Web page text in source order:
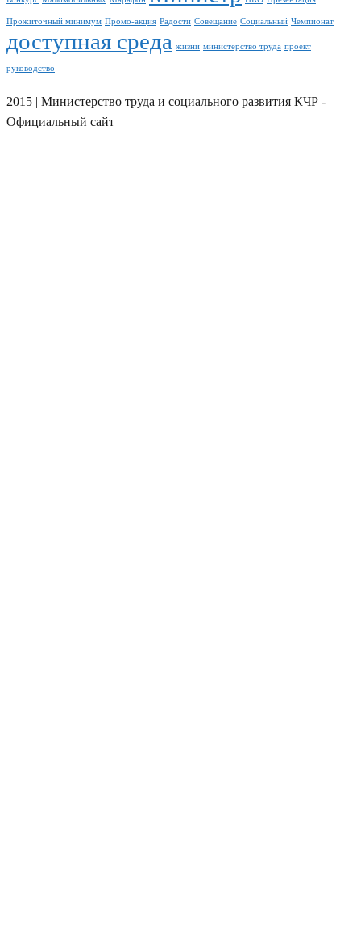
Прожиточный минимум Промо-акция Радости Совещание Социальный Чемпионат
доступная среда жизни министерство труда проект
руководство
2015 | Министерство труда и социального развития КЧР -
Официальный сайт